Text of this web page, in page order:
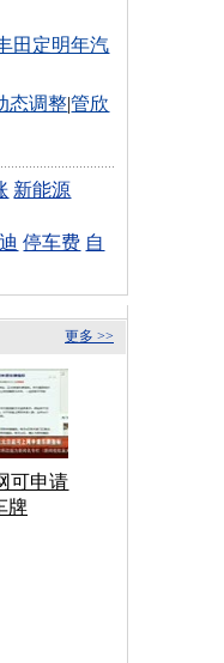
田定明年汽
态调整|管欣
新能源
停车费 自
更多 >>
可申请
牌